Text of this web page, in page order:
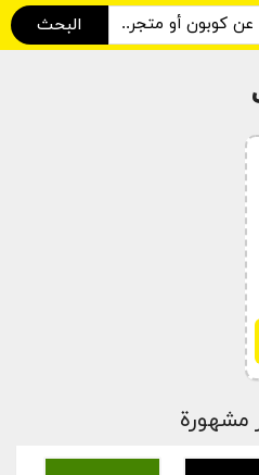
البحث
مشهورة